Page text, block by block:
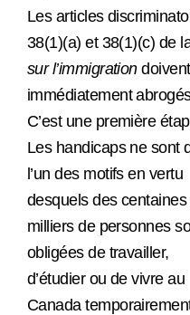
Les articles
38(1)(a) et 38(1)(c) de
sur l’immigration
immédiatement
C’est une première
Les handicaps ne sont
l’un des motifs en vertu
desquels des centaines
milliers de personnes
obligées de travailler,
d’étudier ou de vivre au
Canada